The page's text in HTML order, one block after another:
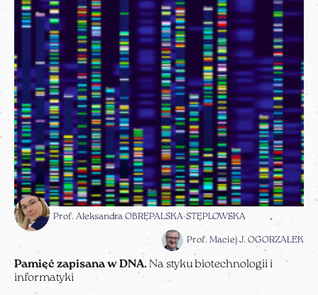
Prof. Aleksandra OBRĘPALSKA-STĘPLOWSKA
Prof. Maciej J. OGORZAŁEK
Pamięć zapisana w DNA. Na styku biotechnologii i
informatyki